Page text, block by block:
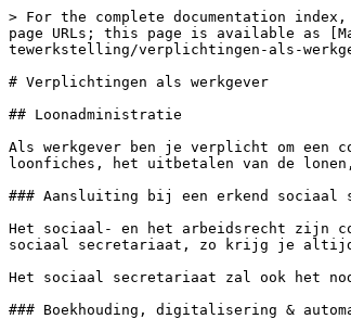
> For the complete documentation
page URLs; this page is available as
tewerkstelling/verplichtingen-als-
# Verplichtingen als werkgever
## Loonadministratie
Als werkgever ben je verplicht om een
loonfiches, het uitbetalen van de
### Aansluiting bij een erkend sociaal
Het sociaal- en het arbeidsrecht zijn
sociaal secretariaat, zo krijg je altijd
Het sociaal secretariaat zal ook het
### Boekhouding, digitalisering &